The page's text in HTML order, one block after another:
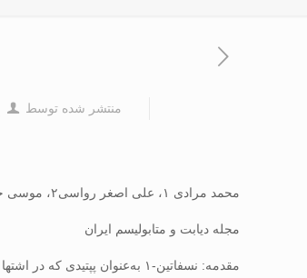
منتشر شده توسط
محمد مرادی ۱، علی اصغر رواسی۲، موسی خلفی۲، وحید طالبی۲
مجله دیابت و متابولیسم ایران
مقدمه: نسفاتین-۱ به‌عنوان پپتیدی که در اشتها و هوموستاز گلوکز دخالت دارد شناخته شده است. بنابراین هدف پژوهش حاضر بررسی تأثیر فعالیت ورزشی حاد بر بیان ژن نسفاتین-۱ در رت‌های دیابتی است.